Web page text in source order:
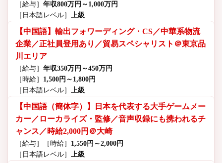
［給与］ 年収800万円～1,000万円
［日本語レベル］ 上級
【中国語】輸出フォワーディング・CS／中華系物流
企業／正社員登用あり／貿易スペシャリスト＠東京品
川エリア
［給与］ 年収350万円～450万円
［時給］ 1,500円～1,800円
［日本語レベル］ 上級
【中国語（簡体字）】日本を代表する大手ゲームメー
カー／ローカライズ・監修／音声収録にも携われるチ
ャンス／時給2,000円＠大崎
［給与］ ［時給］ 1,550円～2,000円
［日本語レベル］
上級